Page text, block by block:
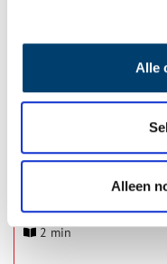
Alle
Alleen
Anton duikt onder op
Wehrmacht te dienen.
veilig onderkomen had
2 min